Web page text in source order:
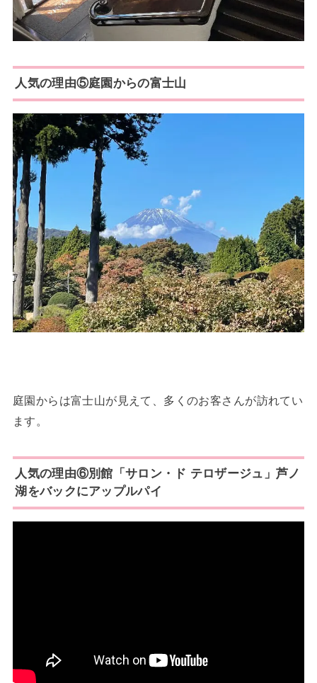
人気の理由⑤庭園からの富士山
庭園からは富士山が見えて、多くのお客さんが訪れてい
ます。
人気の理由⑥別館「サロン・ド テロザージュ」芦ノ
湖をバックにアップルパイ